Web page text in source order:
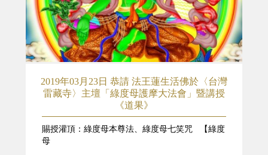
2019年03月23日 恭請 法王蓮生活佛於〈台灣
雷藏寺〉主壇「綠度母護摩大法會」暨講授
《道果》
賜授灌頂：綠度母本尊法、綠度母七笑咒 【綠度
母